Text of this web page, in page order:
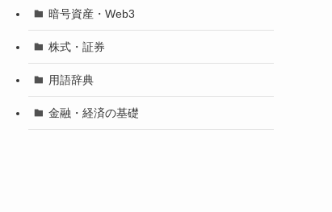
暗号資産・Web3
株式・証券
用語辞典
金融・経済の基礎